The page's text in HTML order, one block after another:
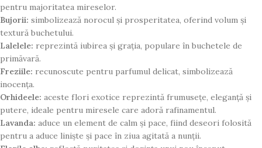
pentru majoritatea mireselor.
Bujorii: simbolizează norocul și prosperitatea, oferind volum și
textură buchetului.
Lalelele: reprezintă iubirea și grația, populare în buchetele de
primăvară.
Freziile: recunoscute pentru parfumul delicat, simbolizează
inocența.
Orhideele: aceste flori exotice reprezintă frumusețe, eleganță și
putere, ideale pentru miresele care adoră rafinamentul.
Lavanda: aduce un element de calm și pace, fiind deseori folosită
pentru a aduce liniște și pace în ziua agitată a nunții.